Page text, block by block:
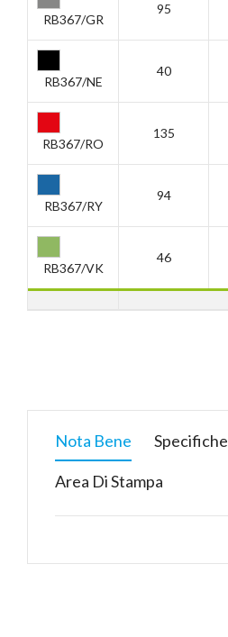
RB367/GR
95
RB367/NE
40
RB367/RO
135
RB367/RY
94
RB367/VK
46
Nota Bene Specifiche
Area Di Stampa